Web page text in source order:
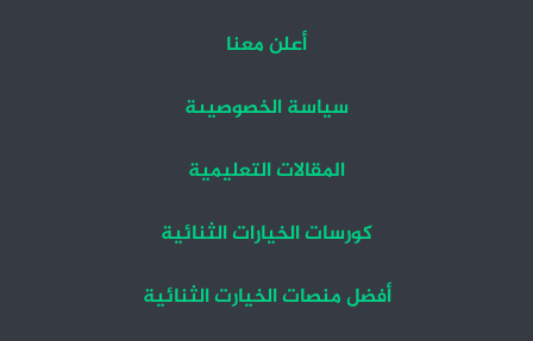
أعلن معنا
سياسة الخصوصيىة
المقالات التعليمية
كورسات الخيارات الثنائية
أفضل منصات الخيارت الثنائية